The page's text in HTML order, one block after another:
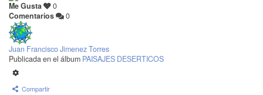
Me Gusta
0
Comentarios
0
Juan Francisco Jimenez Torres
Publicada en el álbum PAISAJES DESERTICOS
Compartir